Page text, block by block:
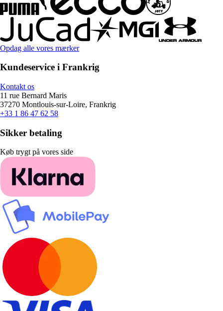
Opdag alle vores mærker
Kundeservice i Frankrig
Kontakt os
11 rue Bernard Maris
37270 Montlouis-sur-Loire, Frankrig
+33 1 86 47 62 58
Sikker betaling
Køb trygt på vores side